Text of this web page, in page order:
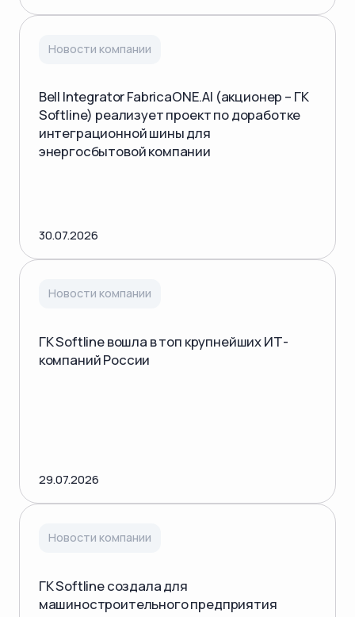
Новости компании
Bell Integrator FabricaONE.AI (акционер – ГК
Softline) реализует проект по доработке
интеграционной шины для
энергосбытовой компании
30.07.2026
Новости компании
ГК Softline вошла в топ крупнейших ИТ-
компаний России
29.07.2026
Новости компании
ГК Softline создала для
машиностроительного предприятия